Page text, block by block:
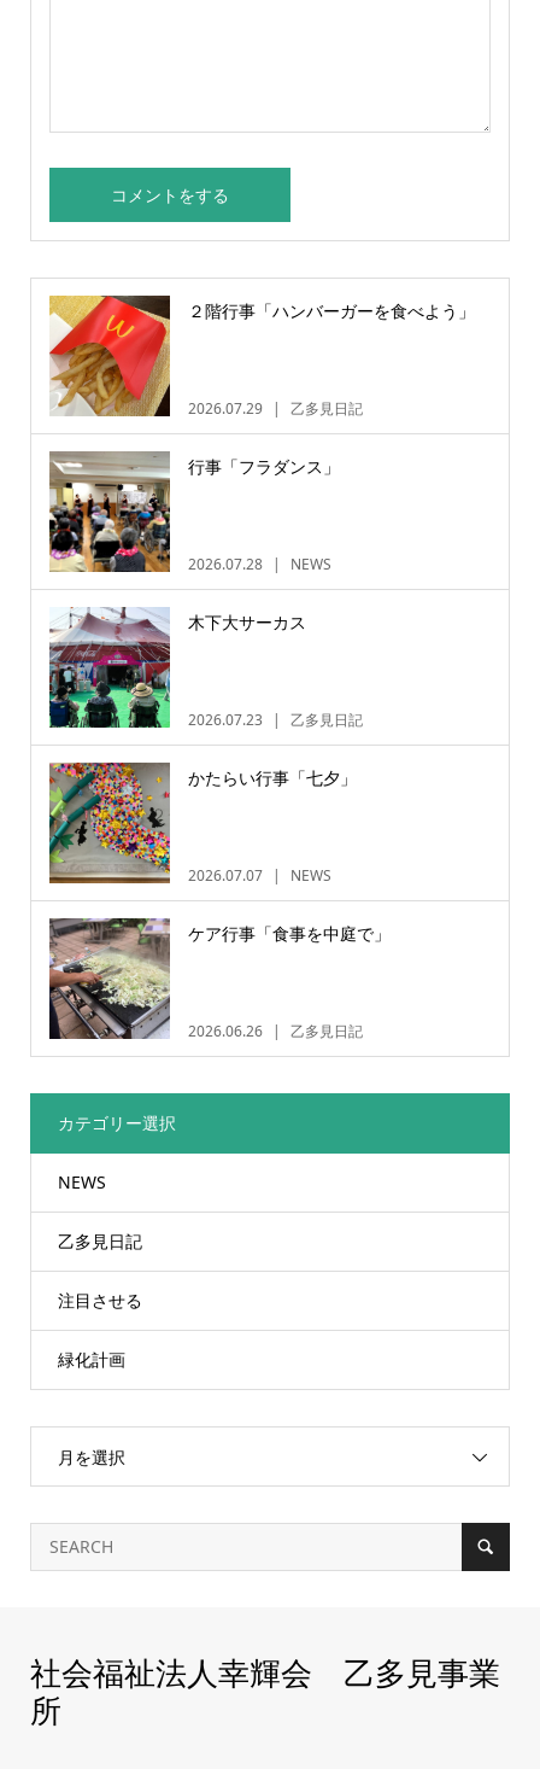
２階行事「ハンバーガーを食べよう」
2026.07.29 乙多見日記
行事「フラダンス」
2026.07.28 NEWS
木下大サーカス
2026.07.23 乙多見日記
かたらい行事「七夕」
2026.07.07 NEWS
ケア行事「食事を中庭で」
2026.06.26 乙多見日記
カテゴリー選択
NEWS
乙多見日記
注目させる
緑化計画
月を選択
社会福祉法人幸輝会 乙多見事業
所